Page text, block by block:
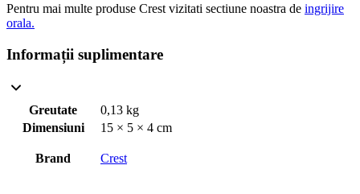
Pentru mai multe produse Crest vizitati sectiune noastra de ingrijire
orala.
Informații suplimentare
Greutate
0,13 kg
Dimensiuni
15 × 5 × 4 cm
Brand Crest